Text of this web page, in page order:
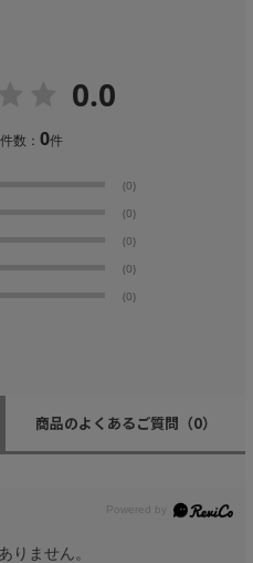
0.0
数：0件
(0)
(0)
(0)
(0)
(0)
商品のよくあるご質問 （0）
りません。